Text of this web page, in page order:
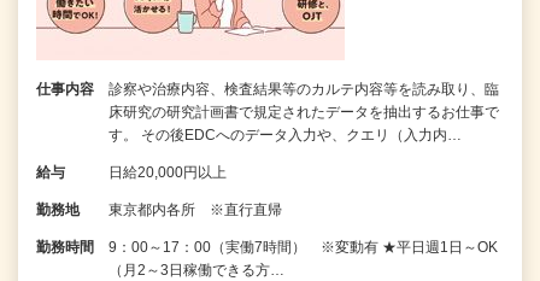
仕事内容
診察や治療内容、検査結果等のカルテ内容等を読み取り、臨
床研究の研究計画書で規定されたデータを抽出するお仕事で
す。 その後EDCへのデータ入力や、クエリ（入力内…
給与 日給20,000円以上
勤務地 東京都内各所 ※直行直帰
勤務時間
9：00～17：00（実働7時間） ※変動有 ★平日週1日～OK
（月2～3日稼働できる方…